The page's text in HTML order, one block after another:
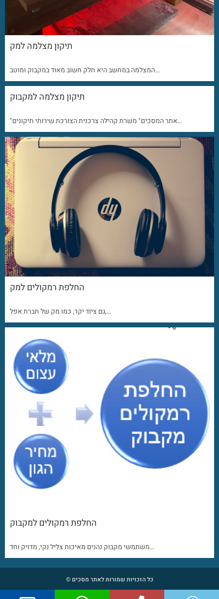
תיקון מצלמה למק
המצלמה במחשב היא חלק חשוב מאוד במקבוק ומוטב…
תיקון מצלמה למקבוק
"אתר המסכים" משרת קהילה צרכנית הצורכת שירותי תיקונים…
החלפת רמקולים למק
גם ציוד יקר, כמו מק של חברת אפל,…
החלפת רמקולים למקבוק
משתמשי מקבוק נהנים מאיכות צליל נקי, מדויק וחד…
כל הזכויות שמורות לאתר מסכים ©